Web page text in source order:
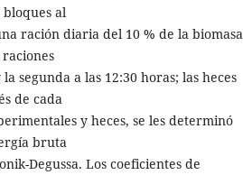
al
ración diaria del 10 % de la biomasa
segunda a las 12:30 horas; las heces
de cada
y heces, se les determinó
bruta
Degussa. Los coeficientes de